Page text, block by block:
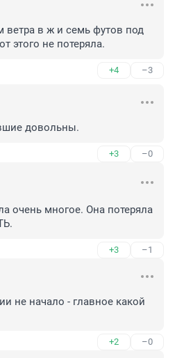
ветра в ж и семь футов под
этого не потеряла.
+4 –3
довольны.
+3 –0
очень многое. Она потеряла
+3 –1
не начало - главное какой
+2 –0